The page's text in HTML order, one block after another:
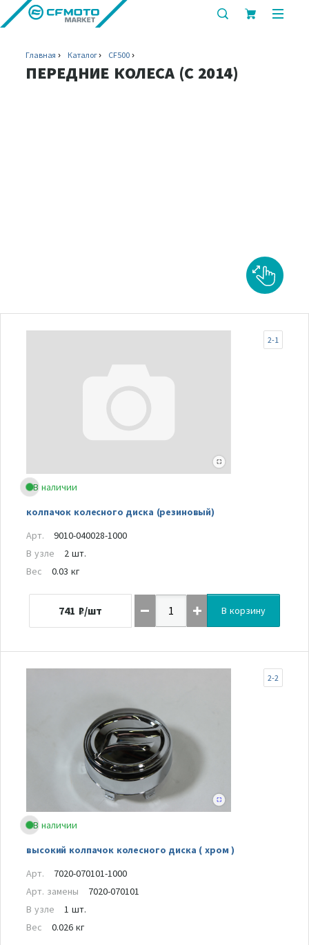
показать
поиска
Главная Каталог CF500
ПЕРЕДНИЕ КОЛЕСА (C 2014)
В наличии
колпачок колесного диска (резиновый)
2-1
Арт.
9010-040028-1000
В узле
2 шт.
Вес
0.03 кг
741 ₽/шт В корзину
В наличии
высокий колпачок колесного диска ( хром )
2-2
Арт.
7020-070101-1000
Арт. замены
7020-070101
В узле
1 шт.
Вес
0.026 кг